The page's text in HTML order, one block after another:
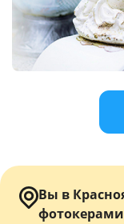
Полиграфия
Услуги и сервис
Вы в